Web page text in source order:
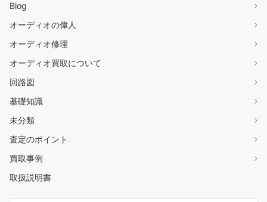
Blog
オーディオの偉人
オーディオ修理
オーディオ買取について
回路図
基礎知識
未分類
査定のポイント
買取事例
取扱説明書